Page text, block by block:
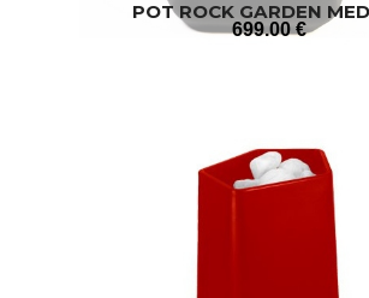
POT ROCK GARDEN
699.00 €